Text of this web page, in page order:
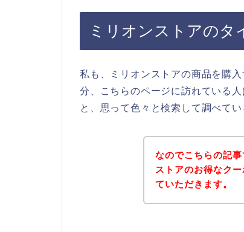
ミリオンストアのタ
私も、ミリオンストアの商品を購
分、こちらのページに訪れている
と、思って色々と検索して調べてい
なのでこちらの記
ストアのお得なク
ていただきます。